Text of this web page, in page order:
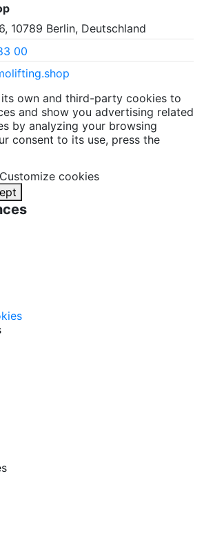
10789 Berlin, Deutschland
00
its own and third-party cookies to
and show you advertising related
by analyzing your browsing
consent to its use, press the
Customize cookies